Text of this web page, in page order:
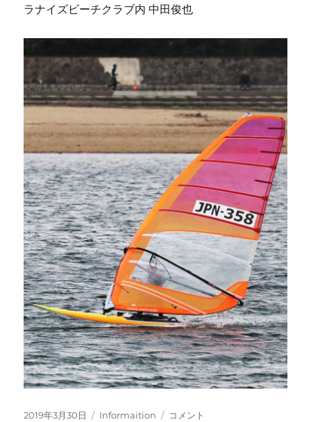
ラナイズビーチクラブ内 中田俊也
投
2019年3月30日
カ
Informaition
内
コメント